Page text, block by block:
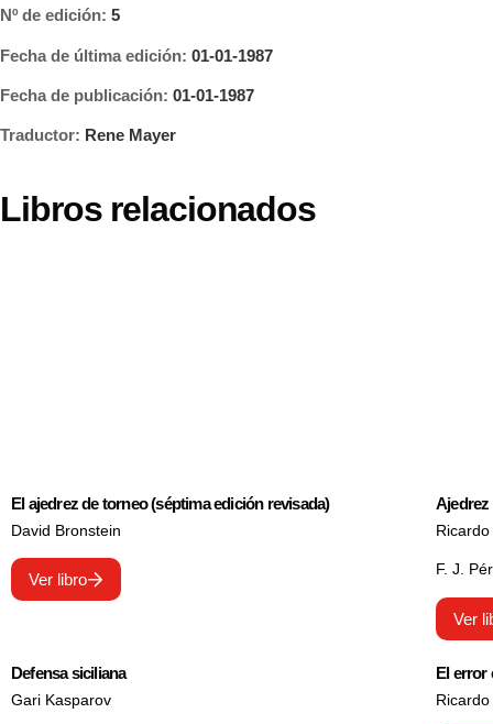
Nº de edición: 5
Fecha de última edición: 01-01-1987
Fecha de publicación: 01-01-1987
Traductor: Rene Mayer
Libros relacionados
El ajedrez de torneo (séptima edición revisada)
David Bronstein
Ver libro
Ajedrez
F. J.
Ver
Defensa siciliana
Gari Kasparov
El error